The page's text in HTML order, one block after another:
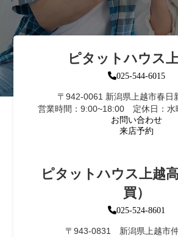
ピタットハウス
025-544-6015
〒942-0061 新潟県上越市春日
営業時間：9:00~18:00 定休日：水
お問い合わせ
来店予約
ピタットハウス上越
買）
025-524-8601
〒943-0831 新潟県上越市